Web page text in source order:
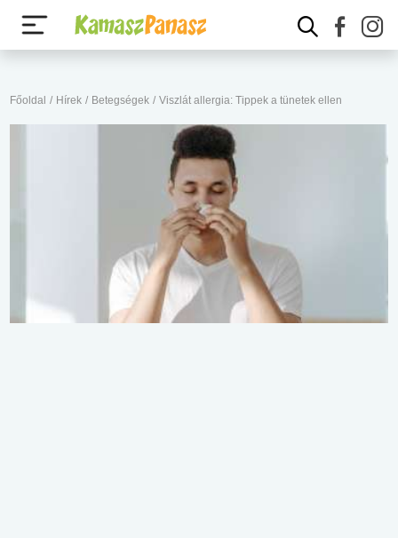
Főoldal / Hírek / Betegségek / Viszlát allergia: Tippek a tünetek ellen